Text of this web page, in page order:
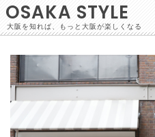
OSAKA STYLE
大阪を知れば、もっと大阪が楽しくなる